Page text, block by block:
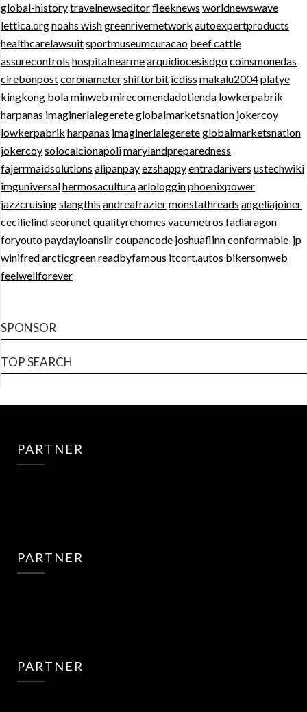
global-historytravelnewseditorfleeknews worldnewswave
lettica.orgnoahs wishgreenrivernetwork autoexpertproducts
healthcarelawsuitsportmuseumcuracao beef cattle
assurecontrols hospitalnearmearquidiocesisdgocoinsmonedas
cirebonpostcoronametershiftorbit icdiss makalu2004platye
kingkong bolaminweb mirecomendadotienda lowkerpabrik
harpanas imaginerlalegereteglobalmarketsnation jokercoy
lowkerpabrik harpanas imaginerlalegereteglobalmarketsnation
jokercoysolocalcionapolimarylandpreparedness
fajerrmaidsolutions alipanpayezshappyentradarivers ustechwiki
imguniversalhermosaculturaarlologginphoenixpower
jazzcruisingslangthis andreafraziermonstathreads angeliajoiner
cecilielindseorunetqualityrehomes vacumetros fadiaragon
foryoutopaydayloansilrcoupancode joshuaflinnconformable-jp
winifredarcticgreenreadbyfamous itcort.autos bikersonweb
feelwellforever
SPONSOR
TOP SEARCH
PARTNER
PARTNER
PARTNER